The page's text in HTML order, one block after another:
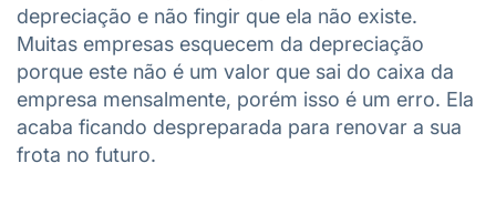
depreciação e não fingir que ela não existe.
Muitas empresas esquecem da depreciação
porque este não é um valor que sai do caixa da
empresa mensalmente, porém isso é um erro. Ela
acaba ficando despreparada para renovar a sua
frota no futuro.